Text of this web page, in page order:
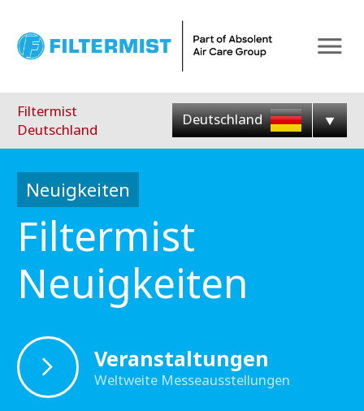
Filtermist
Deutschland
Deutschland
Neuigkeiten
Filtermist
Neuigkeiten
Veranstaltungen
Weltweite Messeausstellungen